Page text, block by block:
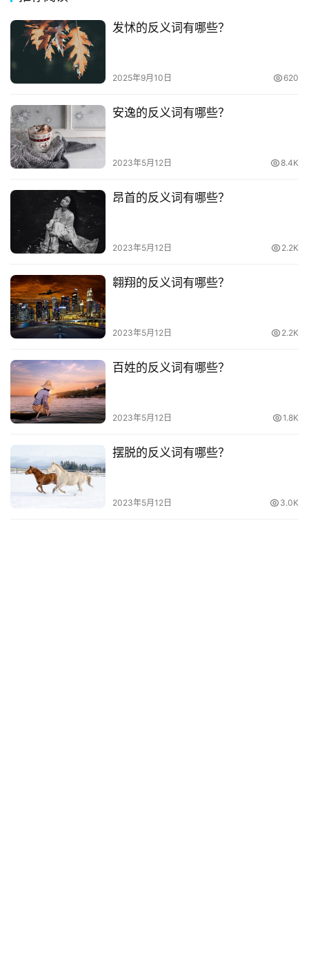
发怵的反义词有哪些？
2025年9月10日 620
安逸的反义词有哪些？
2023年5月12日 8.4K
昂首的反义词有哪些？
2023年5月12日 2.2K
翱翔的反义词有哪些？
2023年5月12日 2.2K
百姓的反义词有哪些？
2023年5月12日 1.8K
摆脱的反义词有哪些？
2023年5月12日 3.0K